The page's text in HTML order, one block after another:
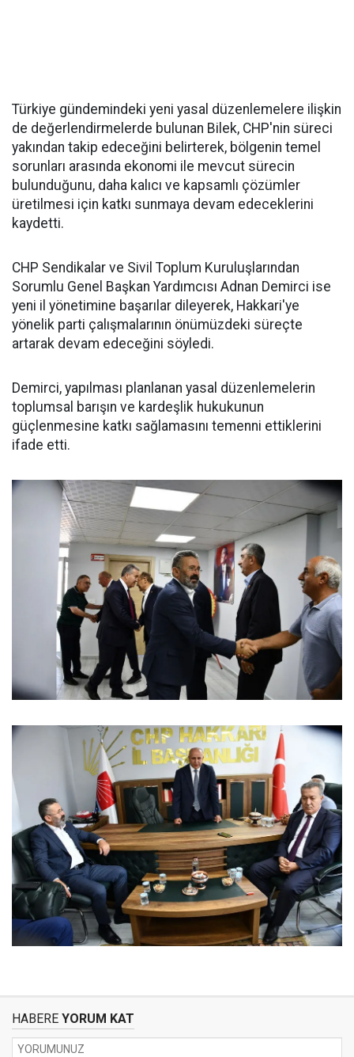
Türkiye gündemindeki yeni yasal düzenlemelere ilişkin
de değerlendirmelerde bulunan Bilek, CHP'nin süreci
yakından takip edeceğini belirterek, bölgenin temel
sorunları arasında ekonomi ile mevcut sürecin
bulunduğunu, daha kalıcı ve kapsamlı çözümler
üretilmesi için katkı sunmaya devam edeceklerini
kaydetti.
CHP Sendikalar ve Sivil Toplum Kuruluşlarından
Sorumlu Genel Başkan Yardımcısı Adnan Demirci ise
yeni il yönetimine başarılar dileyerek, Hakkari'ye
yönelik parti çalışmalarının önümüzdeki süreçte
artarak devam edeceğini söyledi.
Demirci, yapılması planlanan yasal düzenlemelerin
toplumsal barışın ve kardeşlik hukukunun
güçlenmesine katkı sağlamasını temenni ettiklerini
ifade etti.
HABERE YORUM KAT